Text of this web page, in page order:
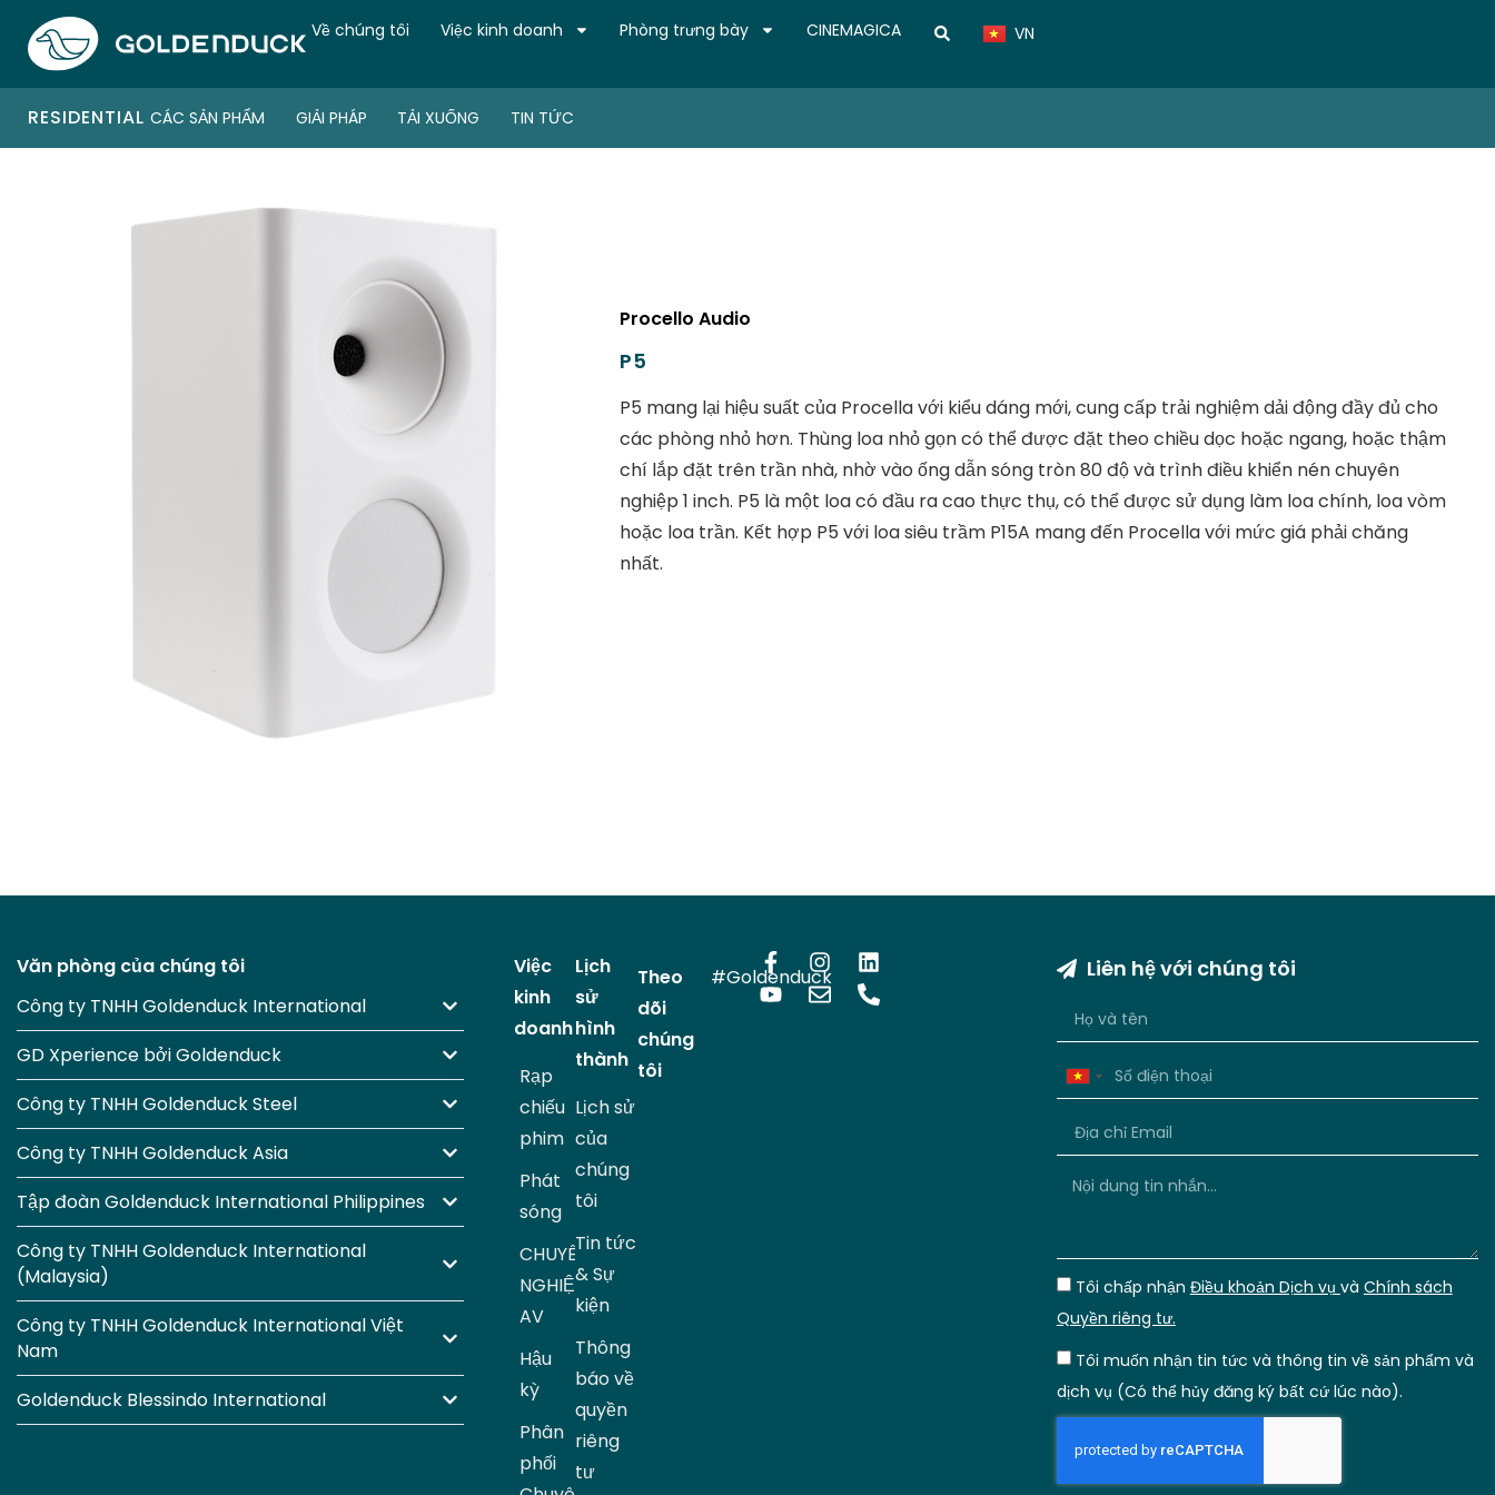
Về chúng tôi Việc kinh doanh Phòng trưng bày CINEMAGICA VN
CN
RESIDENTIAL CÁC SẢN PHẨM GIẢI PHÁP TẢI XUỐNG TIN TỨC
Procello Audio
P5
P5 mang lại hiệu suất của Procella với kiểu dáng mới, cung cấp trải nghiệm dải động đầy đủ cho
các phòng nhỏ hơn. Thùng loa nhỏ gọn có thể được đặt theo chiều dọc hoặc ngang, hoặc thậm
chí lắp đặt trên trần nhà, nhờ vào ống dẫn sóng tròn 80 độ và trình điều khiển nén chuyên
nghiệp 1 inch. P5 là một loa có đầu ra cao thực thụ, có thể được sử dụng làm loa chính, loa vòm
hoặc loa trần. Kết hợp P5 với loa siêu trầm P15A mang đến Procella với mức giá phải chăng
nhất.
Văn phòng của chúng tôi
Công ty TNHH Goldenduck International
GD Xperience bởi Goldenduck
Công ty TNHH Goldenduck Steel
Công ty TNHH Goldenduck Asia
Tập đoàn Goldenduck International Philippines
Công ty TNHH Goldenduck International
(Malaysia)
Công ty TNHH Goldenduck International Việt
Nam
Goldenduck Blessindo International
Việc
kinh
doanh
Phân
phối
Hậu
kỳ
CHUYÊN
NGHIỆP
AV
Phát
sóng
Rạp
chiếu
phim
Lịch
sử
hình
thành
Lịch sử
của
chúng
tôi
Tin tức
& Sự
kiện
Thông
báo về
quyền
riêng
tư
Theo
dõi
chúng
tôi
#Goldenduck Liên hệ với chúng tôi
Vietnam
Tôi chấp nhận Điều khoản Dịch vụ và Chính sách
Quyền riêng tư.
Tôi muốn nhận tin tức và thông tin về sản phẩm và
dịch vụ (Có thể hủy đăng ký bất cứ lúc nào).